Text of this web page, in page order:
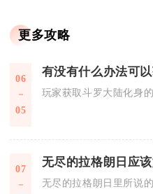
更多攻略
06
05
玩家获取斗罗大陆化身
07
无尽的拉格朗日里所说